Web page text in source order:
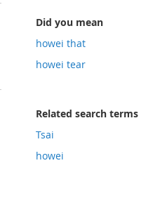
Did you mean
howei that
howei tear
Related search terms
Tsai
howei